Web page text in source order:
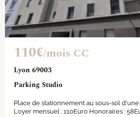
Lyon 69003
Parking Studio
110€/mois CC
Place de stationnement au sous-sol
Loyer mensuel : 110Euro Honoraires :